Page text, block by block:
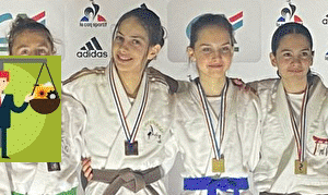
Exporter les lignes sélectionnées
Exporter toutes les colonnes
Exporter uniquement les colonnes affichées
Menu
<
>